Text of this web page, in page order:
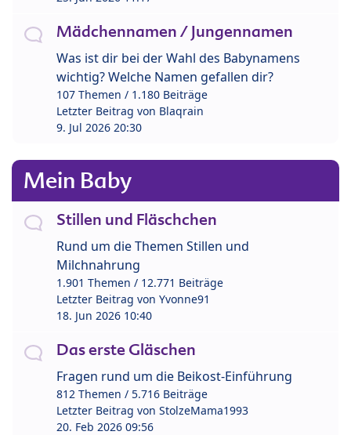
Mädchennamen / Jungennamen
Was ist dir bei der Wahl des Babynamens
wichtig? Welche Namen gefallen dir?
107 Themen / 1.180 Beiträge
Letzter Beitrag von Blaqrain
9. Jul 2026 20:30
Mein Baby
Stillen und Fläschchen
Rund um die Themen Stillen und
Milchnahrung
1.901 Themen / 12.771 Beiträge
Letzter Beitrag von Yvonne91
18. Jun 2026 10:40
Das erste Gläschen
Fragen rund um die Beikost-Einführung
812 Themen / 5.716 Beiträge
Letzter Beitrag von StolzeMama1993
20. Feb 2026 09:56